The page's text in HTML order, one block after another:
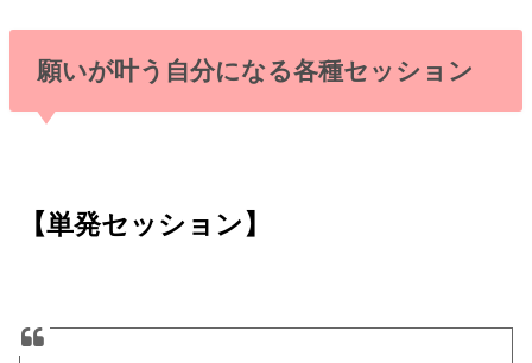
願いが叶う自分になる各種セッション
【単発セッション】